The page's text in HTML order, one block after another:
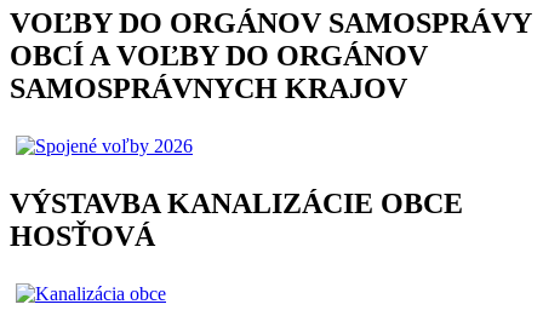
VOĽBY DO ORGÁNOV SAMOSPRÁVY
OBCÍ A VOĽBY DO ORGÁNOV
SAMOSPRÁVNYCH KRAJOV
VÝSTAVBA KANALIZÁCIE OBCE
HOSŤOVÁ